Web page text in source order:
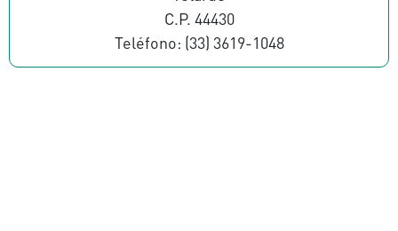
C.P. 44430
Teléfono: (33) 3619-1048